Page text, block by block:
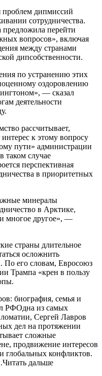
дипмиссий
сотрудничества.
предложила перейти
вопросов», включая
между странами
дипсобственности.
по устранению этих
оздоровлению
— сказал
деятельности
рассчитывает,
к этому вопросу
пути» администрации
таком случае
перспективная
в приоритетных
минералы
в Арктике,
многое другое», —
страны длительное
осложнить
его словам, Евросоюз
Трампа «крен в пользу
биография, семья и
РФОдна из самых
Сергей Лавров
дел на протяжении
сложные
продвижение интересов
глобальных конфликтов.
дальше